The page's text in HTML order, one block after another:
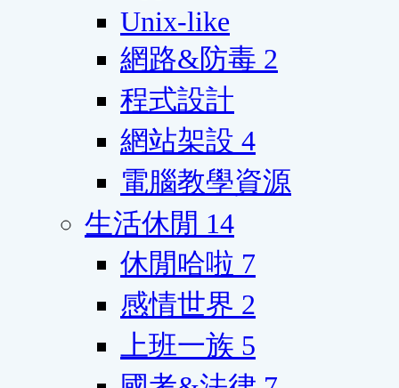
Unix-like
網路&防毒 2
程式設計
網站架設 4
電腦教學資源
生活休閒 14
休閒哈啦 7
感情世界 2
上班一族 5